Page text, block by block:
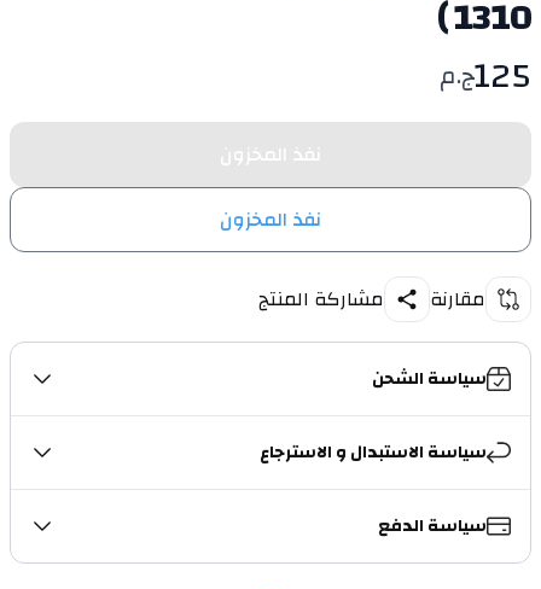
1310 )
125ج.م
نفذ المخزون
نفذ المخزون
مقارنة مشاركة المنتج
سياسة الشحن
سياسة الاستبدال و الاسترجاع
سياسة الدفع